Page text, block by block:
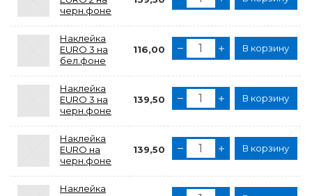
черн.фоне
Наклейка
EURO 3 на
бел.фоне
116,00 В корзину
Наклейка
EURO 3 на
черн.фоне
139,50 В корзину
Наклейка
EURO на
черн.фоне
139,50 В корзину
Наклейка